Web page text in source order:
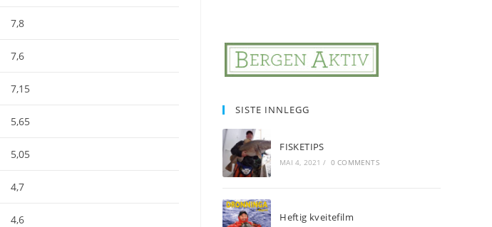
7,8
7,6
7,15
5,65
5,05
4,7
4,6
SISTE INNLEGG
FISKETIPS
MAI 4, 2021 / 0 COMMENTS
Heftig kveitefilm